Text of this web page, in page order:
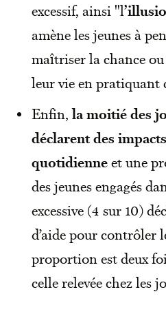
excessif, ainsi "l
amène les jeunes à
maîtriser la chance
leur vie en pratiquant
Enfin,la moitié des
déclarent des
quotidienneet une
des jeunes engagés
excessive (4 sur 10)
d’aide pour contrôler
proportion est deux
celle relevée chez les